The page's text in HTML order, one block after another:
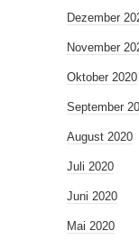
Dezember
November
Oktober 2020
September
August 2020
Juli 2020
Juni 2020
Mai 2020